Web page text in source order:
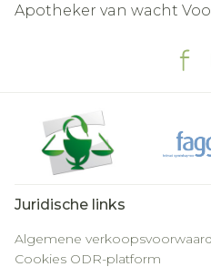
Apotheker van wacht
Juridische links
Algemene
Cookies ODR-platform